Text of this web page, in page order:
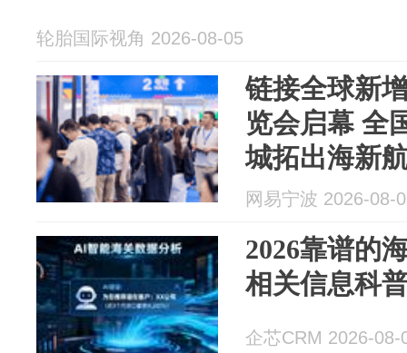
轮胎国际视角 2026-08-05
链接全球新
览会启幕 全
城拓出海新
网易宁波 2026-08-
2026靠谱的
相关信息科
企芯CRM 2026-08-